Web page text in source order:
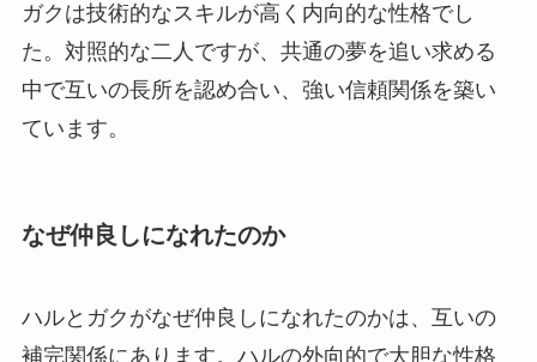
ガクは技術的なスキルが高く内向的な性格でし
た。対照的な二人ですが、共通の夢を追い求める
中で互いの長所を認め合い、強い信頼関係を築い
ています。
なぜ仲良しになれたのか
ハルとガクがなぜ仲良しになれたのかは、互いの
補完関係にあります。ハルの外向的で大胆な性格